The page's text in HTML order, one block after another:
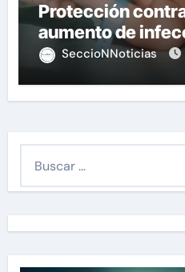
Protección
aumento de
SeccioNNoticias
r